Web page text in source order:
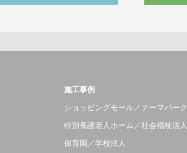
施工事例
ショッピングモール／テーマパーク
特別養護老人ホーム／社会福祉法人
保育園／学校法人